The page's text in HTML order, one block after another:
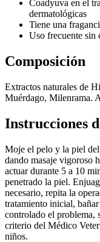
Coadyuva en el
dermatológicas
Tiene una
Uso frecuente sin
Composición
Extractos naturales de
Muérdago, Milenrama.
Instrucciones
Moje el pelo y la piel
dando masaje vigoroso
actuar durante 5 a 10
penetrado la piel.
necesario, repita la
tratamiento inicial,
controlado el problema,
criterio del Médico
niños.